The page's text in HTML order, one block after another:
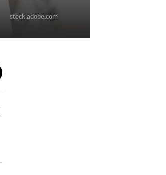
stock.adobe.com